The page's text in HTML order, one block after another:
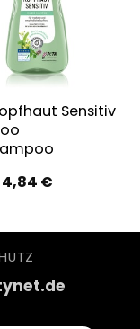
Sensitiv
Ursprünglicher
Preis
4,84 €Aktueller